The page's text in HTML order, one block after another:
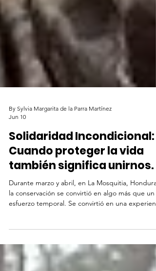
By Sylvia Margarita de la Parra Martínez
Jun 10
Solidaridad Incondicional:
Cuando proteger la vida
también significa unirnos.
esfuerzo temporal. Se convirtió en una
profundamente humana.